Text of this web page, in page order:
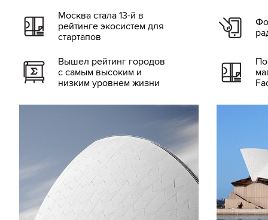
Москва стала 13-й в
рейтинге экосистем для
стартапов
Вышел рейтинг городов
с самым высоким и
низким уровнем жизни